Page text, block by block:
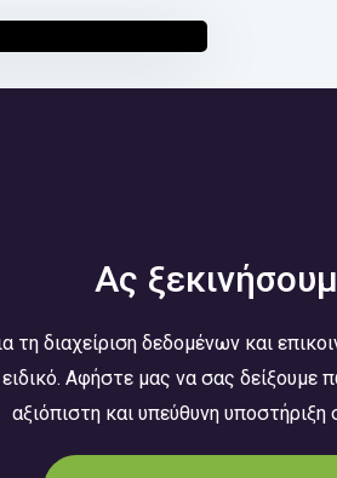
Ας
τη διαχείριση δεδομένων και
Αφήστε μας να σας δείξουμε
αξιόπιστη και υπεύθυνη